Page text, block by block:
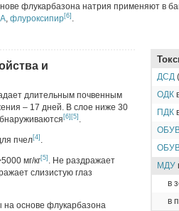
флукарбазона натрия применяют в
, флуроксипир[6] .
ДСД
ОДК
ПДК
МДУ
в
в
и
длительным почвенным
– 17 дней. В слое ниже 30
[6] [5] .
пчел[4] .
мг/кг[5] . Не раздражает
слизистую глаз
на основе флукарбазона